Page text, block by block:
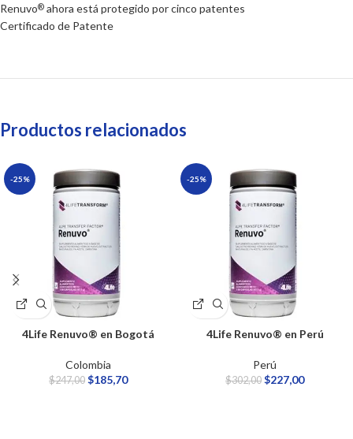
Renuvo® ahora está protegido por cinco patentes
Certificado de Patente
Productos relacionados
-25%
4Life Renuvo® en Bogotá
Colombia
$247,00 $185,70
-25%
4Life Renuvo® en Perú
Perú
$302,00 $227,00